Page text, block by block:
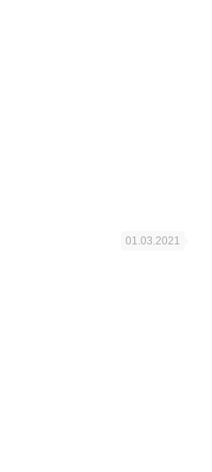
01.03.2021